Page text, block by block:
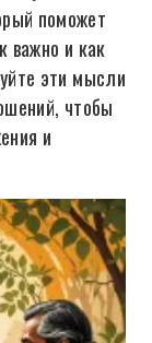
поможет
важно и как
эти мысли
чтобы
и